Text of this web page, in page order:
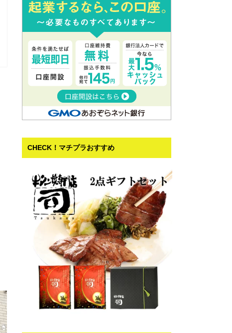
CHECK！マチプラおすすめ